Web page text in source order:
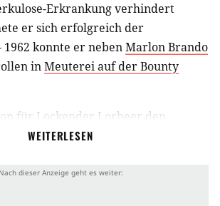
Erkrankung verhindert
er sich erfolgreich der
1962 konnte er nebenMarlon Brando
inMeuterei auf der Bounty
für Lockender Lorbeer den
Cannes gewinnen konnte, wurde er
mit einem Golden Globe
WEITERLESEN